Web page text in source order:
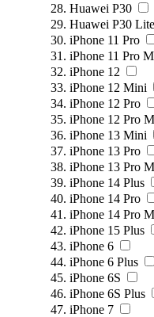
Huawei P30
Huawei P30 Lite
iPhone 11 Pro
iPhone 11 Pro
iPhone 12
iPhone 12 Mini
iPhone 12 Pro
iPhone 12 Pro
iPhone 13 Mini
iPhone 13 Pro
iPhone 13 Pro
iPhone 14 Plus
iPhone 14 Pro
iPhone 14 Pro
iPhone 15 Plus
iPhone 6
iPhone 6 Plus
iPhone 6S
iPhone 6S Plus
iPhone 7